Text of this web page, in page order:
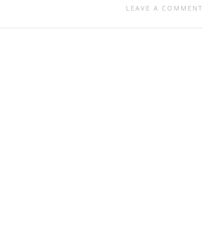
LEAVE A COMMENT